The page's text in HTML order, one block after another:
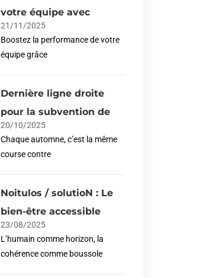
votre équipe avec
21/11/2025
Boostez la performance de votre
équipe grâce
Dernière ligne droite
pour la subvention de
20/10/2025
Chaque automne, c’est la même
course contre
Noitulos / solutioN : Le
bien-être accessible
23/08/2025
L’humain comme horizon, la
cohérence comme boussole